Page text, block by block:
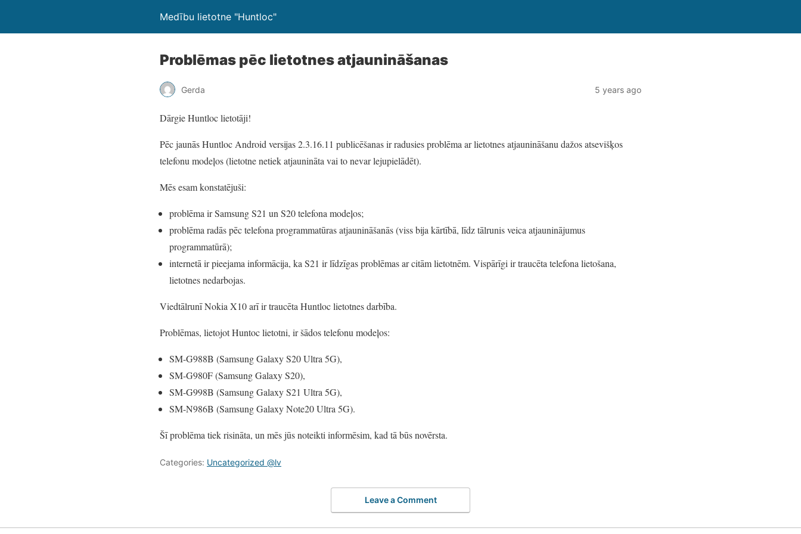
Medību lietotne "Huntloc"
Problēmas pēc lietotnes atjaunināšanas
Gerda 5 years ago
Dārgie Huntloc lietotāji!
Pēc jaunās Huntloc Android versijas 2.3.16.11 publicēšanas ir radusies problēma ar lietotnes atjaunināšanu dažos atsevišķos
telefonu modeļos (lietotne netiek atjaunināta vai to nevar lejupielādēt).
Mēs esam konstatējuši:
problēma ir Samsung S21 un S20 telefona modeļos;
problēma radās pēc telefona programmatūras atjaunināšanās (viss bija kārtībā, līdz tālrunis veica atjauninājumus
programmatūrā);
internetā ir pieejama informācija, ka S21 ir līdzīgas problēmas ar citām lietotnēm. Vispārīgi ir traucēta telefona lietošana,
lietotnes nedarbojas.
Viedtālrunī Nokia X10 arī ir traucēta Huntloc lietotnes darbība.
Problēmas, lietojot Huntoc lietotni, ir šādos telefonu modeļos:
SM-G988B (Samsung Galaxy S20 Ultra 5G),
SM-G980F (Samsung Galaxy S20),
SM-G998B (Samsung Galaxy S21 Ultra 5G),
SM-N986B (Samsung Galaxy Note20 Ultra 5G).
Šī problēma tiek risināta, un mēs jūs noteikti informēsim, kad tā būs novērsta.
Categories: Uncategorized @lv
Leave a Comment